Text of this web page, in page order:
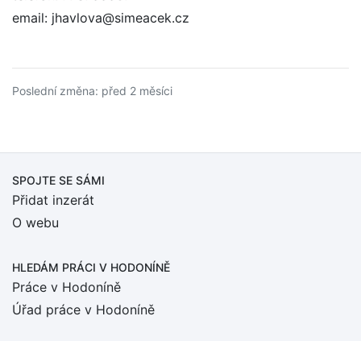
email: jhavlova@simeacek.cz
Poslední změna: před 2 měsíci
SPOJTE SE SÁMI
Přidat inzerát
O webu
HLEDÁM PRÁCI V HODONÍNĚ
Práce v Hodoníně
Úřad práce v Hodoníně